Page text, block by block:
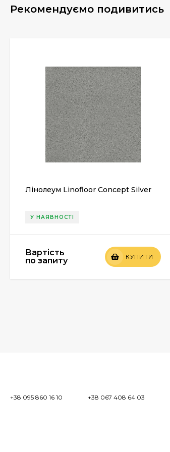
Рекомендуємо подивитись
Лінолеум Linofloor Concept Silver
У НАЯВНОСТІ
Вартість
по запиту
КУПИТИ
+38 095 860 16 10 +38 067 408 64 03